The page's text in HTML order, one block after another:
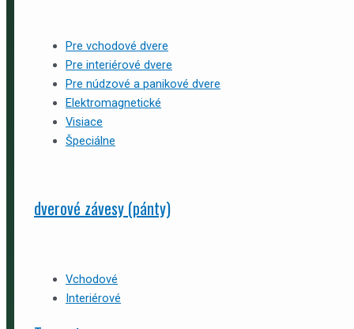
Pre vchodové dvere
Pre interiérové dvere
Pre núdzové a panikové dvere
Elektromagnetické
Visiace
Špeciálne
dverové závesy (pánty)
Vchodové
Interiérové